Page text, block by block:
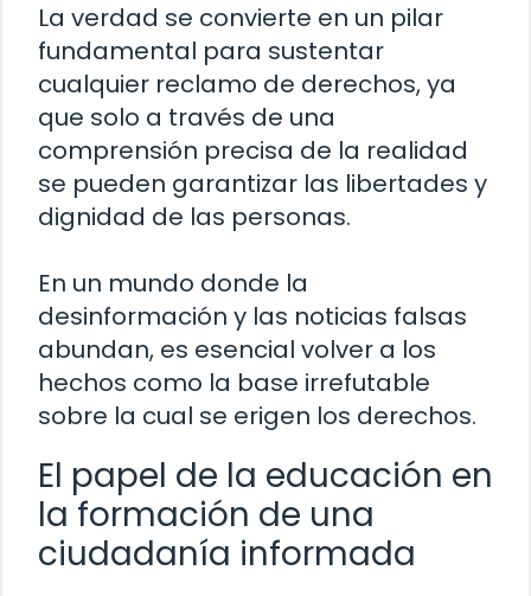
La verdad se convierte en un pilar
fundamental para sustentar
cualquier reclamo de derechos, ya
que solo a través de una
comprensión precisa de la realidad
se pueden garantizar las libertades y
dignidad de las personas.
En un mundo donde la
desinformación y las noticias falsas
abundan, es esencial volver a los
hechos como la base irrefutable
sobre la cual se erigen los derechos.
El papel de la educación en
la formación de una
ciudadanía informada